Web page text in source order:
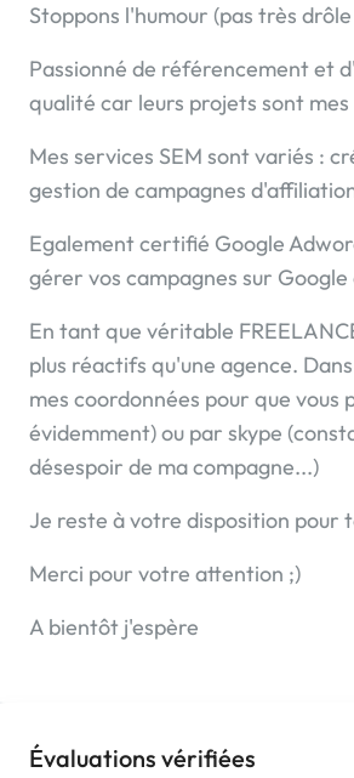
Stoppons l'humour (pas très drôle
Passionné de référencement et
qualité car leurs projets sont
Mes services SEM sont variés :
gestion de campagnes
Egalement certifié Google
gérer vos campagnes sur
En tant que véritable
plus réactifs qu'une agence.
mes coordonnées pour que
évidemment) ou par skype
désespoir de ma compagne...)
Je reste à votre disposition pour
Merci pour votre attention ;)
A bientôt j'espère
Évaluations vérifiées